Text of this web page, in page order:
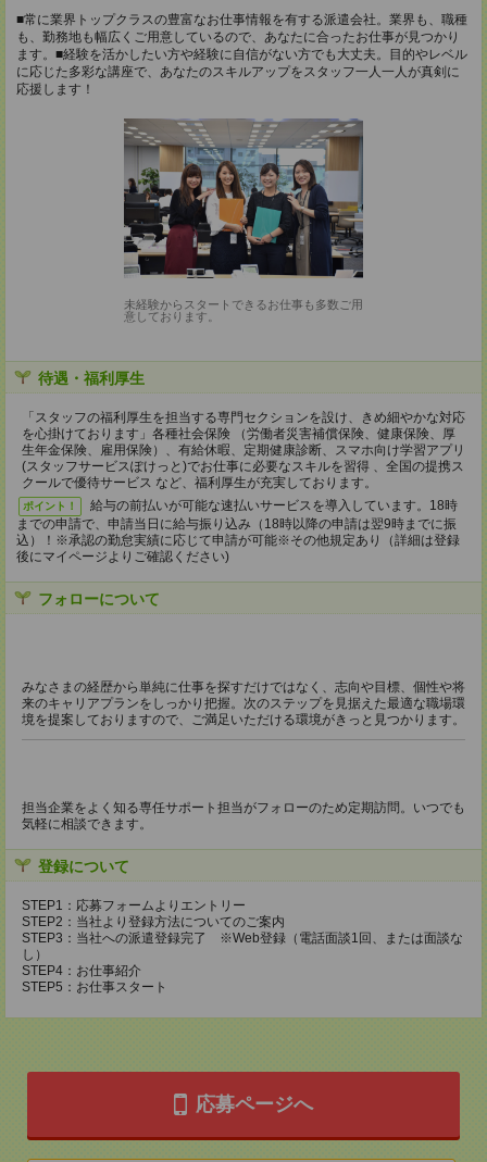
■常に業界トップクラスの豊富なお仕事情報を有する派遣会社。業界も、職種
も、勤務地も幅広くご用意しているので、あなたに合ったお仕事が見つかり
ます。■経験を活かしたい方や経験に自信がない方でも大丈夫。目的やレベル
に応じた多彩な講座で、あなたのスキルアップをスタッフ一人一人が真剣に
応援します！
未経験からスタートできるお仕事も多数ご用
意しております。
待遇・福利厚生
「スタッフの福利厚生を担当する専門セクションを設け、きめ細やかな対応
を心掛けております」各種社会保険 （労働者災害補償保険、健康保険、厚
生年金保険、雇用保険）、有給休暇、定期健康診断、スマホ向け学習アプリ
(スタッフサービスぽけっと)でお仕事に必要なスキルを習得 、全国の提携ス
クールで優待サービス など、福利厚生が充実しております。
ポイント！
給与の前払いが可能な速払いサービスを導入しています。18時
までの申請で、申請当日に給与振り込み（18時以降の申請は翌9時までに振
込）！※承認の勤怠実績に応じて申請が可能※その他規定あり（詳細は登録
後にマイページよりご確認ください)
フォローについて
みなさまの経歴から単純に仕事を探すだけではなく、志向や目標、個性や将
来のキャリアプランをしっかり把握。次のステップを見据えた最適な職場環
境を提案しておりますので、ご満足いただける環境がきっと見つかります。
担当企業をよく知る専任サポート担当がフォローのため定期訪問。いつでも
気軽に相談できます。
登録について
STEP1：応募フォームよりエントリー
STEP2：当社より登録方法についてのご案内
STEP3：当社への派遣登録完了 ※Web登録（電話面談1回、または面談な
し）
STEP4：お仕事紹介
STEP5：お仕事スタート
応募ページへ